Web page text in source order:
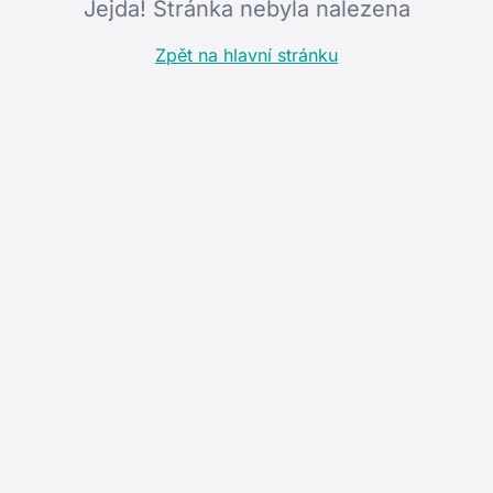
Jejda! Stránka nebyla nalezena
Zpět na hlavní stránku